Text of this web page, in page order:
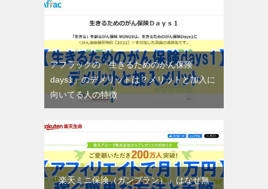
アフラックの「生きるためのがん保険
days1」のデメリットは？メリットと加入に
向いてる人の特徴
「楽天ミニ保険（ガンプラン）」はなぜ無